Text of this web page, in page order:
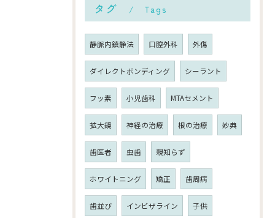
タグ Tags
静脈内鎮静法 口腔外科 外傷
ダイレクトボンディング シーラント
フッ素 小児歯科 MTAセメント
拡大鏡 神経の治療 根の治療 妙典
歯医者 虫歯 親知らず
ホワイトニング 矯正 歯周病
歯並び インビザライン 子供